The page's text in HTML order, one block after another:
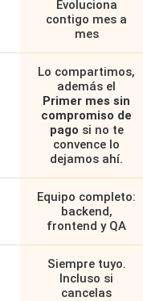
Evoluciona
contigo mes a
mes
Lo compartimos,
además el
Primer mes sin
compromiso de
pago si no te
convence lo
dejamos ahí.
Equipo completo:
backend,
frontend y QA
Siempre tuyo.
Incluso si
cancelas